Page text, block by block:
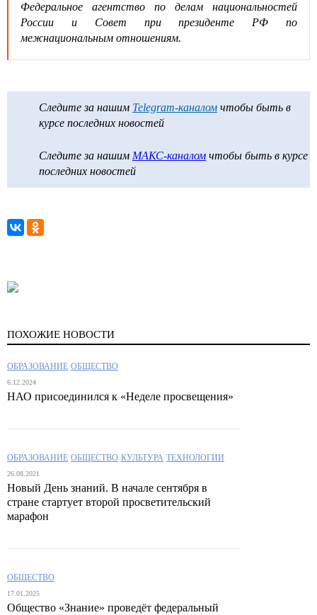
Федеральное агентство по делам национальностей
России и Совет при президенте РФ по
межнациональным отношениям.
Следите за нашим Telegram-каналом чтобы быть в
курсе последних новостей
Следите за нашим МАКС-каналом чтобы быть в курсе
последних новостей
ПОХОЖИЕ НОВОСТИ
ОБРАЗОВАНИЕ ОБЩЕСТВО
6.12.2024
НАО присоединился к «Неделе просвещения»
ОБРАЗОВАНИЕ ОБЩЕСТВО КУЛЬТУРА ТЕХНОЛОГИИ
26.08.2021
Новый День знаний. В начале сентября в
стране стартует второй просветительский
марафон
ОБЩЕСТВО
17.01.2025
Общество «Знание» проведёт федеральный